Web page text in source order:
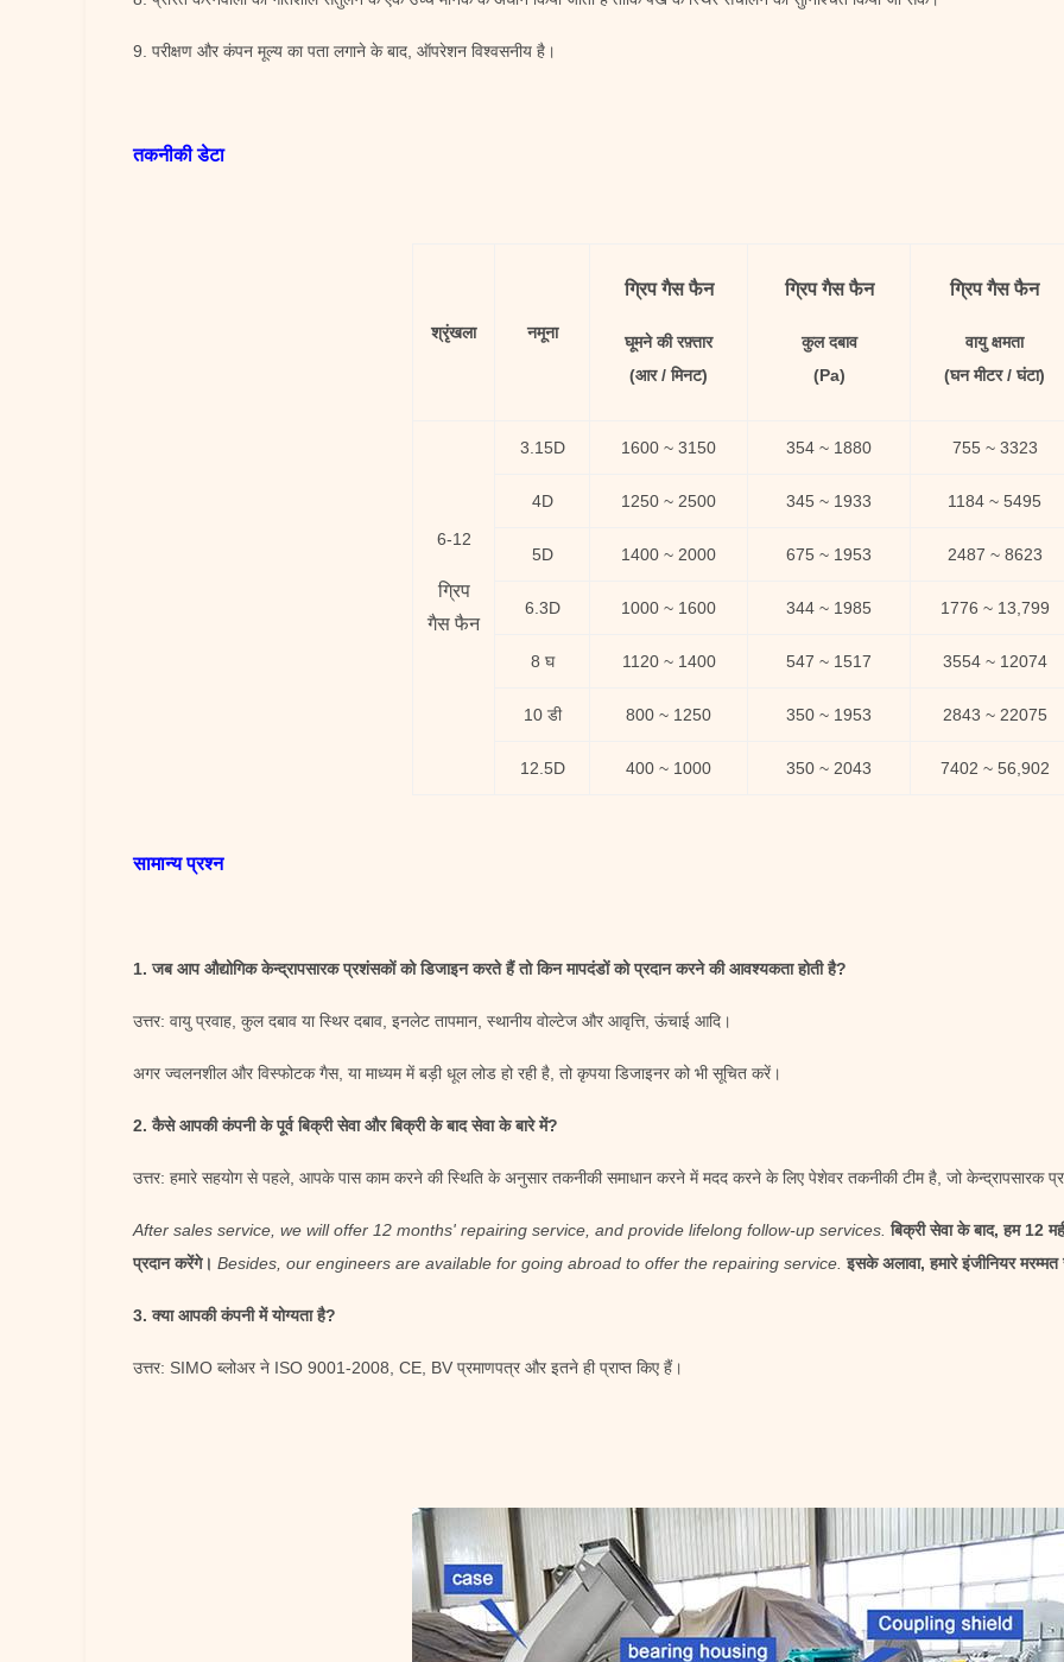
9. परीक्षण और कंपन मूल्य का पता लगाने के बाद, ऑपरेशन विश्वसनीय है।
तकनीकी डेटा
श्रृंखला नमूना
ग्रिप गैस फैन
घूमने की रफ़्तार
(आर / मिनट)
ग्रिप गैस फैन
कुल दबाव
(Pa)
ग्रिप गैस फैन
वायु क्षमता
(घन मीटर / घंटा)
6-12
ग्रिप
गैस फैन
3.15D 1600 ~ 3150 354 ~ 1880 755 ~ 3323
4D 1250 ~ 2500 345 ~ 1933 1184 ~ 5495
5D 1400 ~ 2000 675 ~ 1953 2487 ~ 8623
6.3D 1000 ~ 1600 344 ~ 1985 1776 ~ 13,799
8 घ 1120 ~ 1400 547 ~ 1517 3554 ~ 12074
10 डी 800 ~ 1250 350 ~ 1953 2843 ~ 22075
12.5D 400 ~ 1000 350 ~ 2043 7402 ~ 56,902
सामान्य प्रश्न
1. जब आप औद्योगिक केन्द्रापसारक प्रशंसकों को डिजाइन करते हैं तो किन मापदंडों को प्रदान करने की आवश्यकता होती है?
उत्तर: वायु प्रवाह, कुल दबाव या स्थिर दबाव, इनलेट तापमान, स्थानीय वोल्टेज और आवृत्ति, ऊंचाई आदि।
अगर ज्वलनशील और विस्फोटक गैस, या माध्यम में बड़ी धूल लोड हो रही है, तो कृपया डिजाइनर को भी सूचित करें।
2. कैसे आपकी कंपनी के पूर्व बिक्री सेवा और बिक्री के बाद सेवा के बारे में?
उत्तर: हमारे सहयोग से पहले, आपके पास काम करने की स्थिति के अनुसार तकनीकी समाधान करने में मदद करने के लिए पेशेवर तकनीकी टीम है, जो केन्द्रापसारक
After sales service, we will offer 12 months' repairing service, and provide lifelong follow-up services. बिक्री सेवा के बाद, हम 12
प्रदान करेंगे। Besides, our engineers are available for going abroad to offer the repairing service. इसके अलावा, हमारे इंजीनियर
3. क्या आपकी कंपनी में योग्यता है?
उत्तर: SIMO ब्लोअर ने ISO 9001-2008, CE, BV प्रमाणपत्र और इतने ही प्राप्त किए हैं।